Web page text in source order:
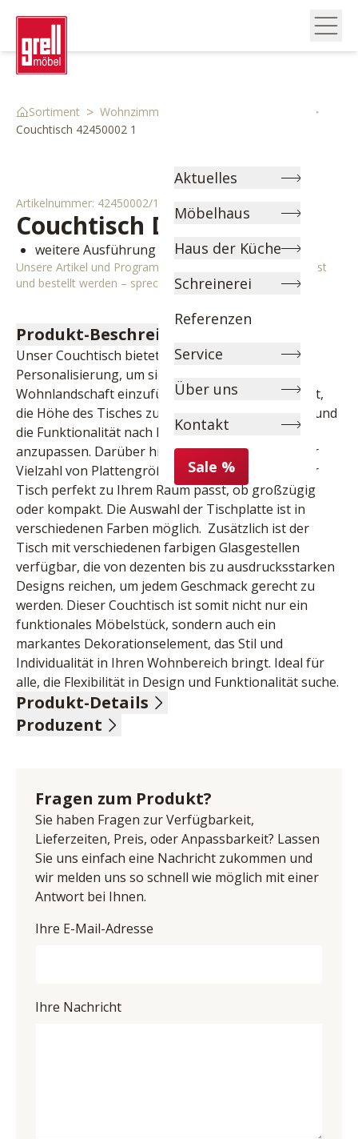
Aktuelles
Möbelhaus
Haus der Küche
Schreinerei
Referenzen
Service
Über uns
Kontakt
Sale %
Sortiment > Wohnzimmer >
Couchtisch 42450002 1
Artikelnummer: 42450002/1
Couchtisch Drop
weitere Ausführung lieferbar
Unsere Artikel und Programme können individuell angepasst
und bestellt werden – sprechen Sie uns gerne an!
Produkt-Beschreibung
Unser Couchtisch bietet ein Höchstmaß an
Personalisierung, um sich nahtlos in jede
Wohnlandschaft einzufügen. Sie haben die Freiheit,
die Höhe des Tisches zu wählen, um den Komfort und
die Funktionalität nach Ihren Bedürfnissen
anzupassen. Darüber hinaus können Sie aus einer
Vielzahl von Plattengrößen auswählen, sodass der
Tisch perfekt zu Ihrem Raum passt, ob großzügig
oder kompakt. Die Auswahl der Tischplatte ist in
verschiedenen Farben möglich.  Zusätzlich ist der
Tisch mit verschiedenen farbigen Glasgestellen
verfügbar, die von dezenten bis zu ausdrucksstarken
Designs reichen, um jedem Geschmack gerecht zu
werden. Dieser Couchtisch ist somit nicht nur ein
funktionales Möbelstück, sondern auch ein
markantes Dekorationselement, das Stil und
Individualität in Ihren Wohnbereich bringt. Ideal für
alle, die Flexibilität in Design und Funktionalität suche.
Produkt-Details
Platte Stahl schwarz, Glas grau getönt, DH ca. 71/43
Produzent
E-Mail-Adresse: bestellungen@akante.com
UID (Umsatzsteuer-Identifikationsnummer): FR
70751634460
Fragen zum Produkt?
Sie haben Fragen zur Verfügbarkeit,
Lieferzeiten, Preis, oder Anpassbarkeit? Lassen
Sie uns einfach eine Nachricht zukommen und
wir melden uns so schnell wie möglich mit einer
Antwort bei Ihnen.
Ihre E-Mail-Adresse
Ihre Nachricht